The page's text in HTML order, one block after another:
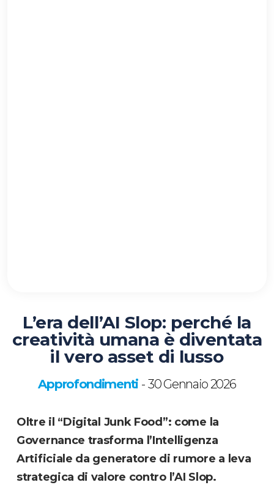
L’era dell’AI Slop: perché la
creatività umana è diventata
il vero asset di lusso
Approfondimenti -30 Gennaio 2026
Oltre il “Digital Junk Food”: come la
Governance trasforma l’Intelligenza
Artificiale da generatore di rumore a leva
strategica di valore contro l’AI Slop.